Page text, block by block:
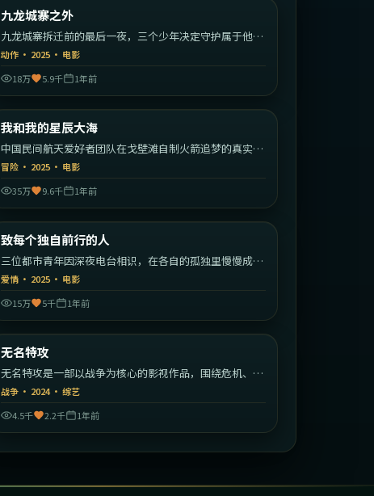
最新
九龙城寨之外
九龙城寨拆迁前的最后一夜，三个少年决定守护属于他们
的江湖。
动作 · 2025 · 电影
18万
5.9千 1年前
最新
我和我的星辰大海
中国民间航天爱好者团队在戈壁滩自制火箭追梦的真实改
编故事。
冒险 · 2025 · 电影
35万
9.6千 1年前
最新
致每个独自前行的人
三位都市青年因深夜电台相识，在各自的孤独里慢慢成为
彼此的灯塔。
爱情 · 2025 · 电影
15万
5千 1年前
最新
无名特攻
无名特攻是一部以战争为核心的影视作品，围绕危机、反
转与人物成长展开，整体节奏紧凑，值得推荐观看。
战争 · 2024·综艺
4.5千
2.2千 1年前